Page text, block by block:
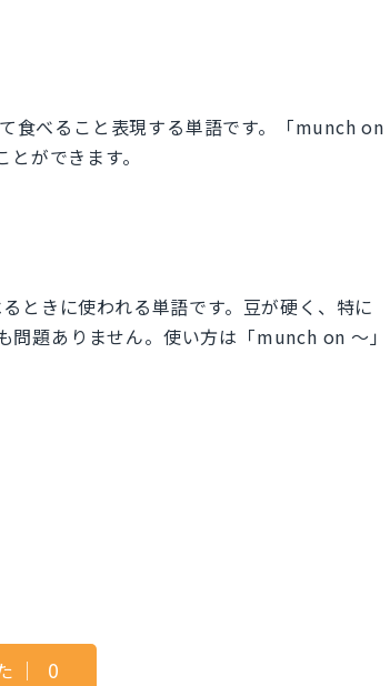
食べること表現する単語です。「munch on
ができます。
ときに使われる単語です。豆が硬く、特に
題ありません。使い方は「munch on 〜」
｜ 0